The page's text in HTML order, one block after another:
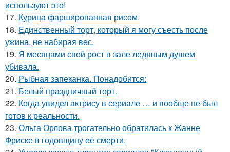
используют это!
17. Курица фаршированная рисом.
18. Единственный торт, который я могу съесть после
ужина, не набирая вес.
19. Я месяцами свой рост в зале ледяным душем
убивала.
20. Рыбная запеканка. Понадобится:
21. Белый праздничный торт.
22. Когда увидел актрису в сериале … и вообще не был
готов к реальности.
23. Ольга Орлова трогательно обратилась к Жанне
Фриске в годовщину её смерти.